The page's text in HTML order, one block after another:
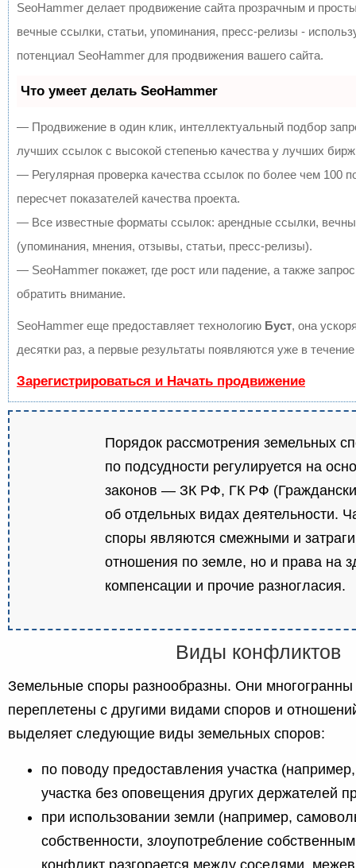
SeoHammer делает продвижение сайта прозрачным и
вечные ссылки, статьи, упоминания, пресс-релизы -
потенциал SeoHammer для продвижения вашего сайта.
Что умеет делать SeoHammer
— Продвижение в один клик, интеллектуальный подбор
лучших ссылок с высокой степенью качества у лучших
— Регулярная проверка качества ссылок по более чем 100
пересчет показателей качества проекта.
— Все известные форматы ссылок: арендные ссылки,
(упоминания, мнения, отзывы, статьи, пресс-релизы).
— SeoHammer покажет, где рост или падение, а также
обратить внимание.
SeoHammer еще предоставляет технологию Буст, она
десятки раз, а первые результаты появляются уже в
Зарегистрироваться и Начать продвижение
Порядок рассмотрения земельных
по подсудности регулируется на
законов — ЗК РФ, ГК РФ
об отдельных видах деятельности.
споры являются смежными и
отношения по земле, но и права на
компенсации и прочие разногласия.
Виды конфликтов
Земельные споры разнообразны. Они многогранны
переплетены с другими видами споров и
выделяет следующие виды земельных споров:
по поводу предоставления участка
участка без оповещения других держателей
при использовании земли (например,
собственности, злоупотребление